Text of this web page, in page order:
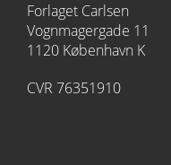
Forlaget Carlsen
Vognmagergade 11
1120 København K
CVR 76351910